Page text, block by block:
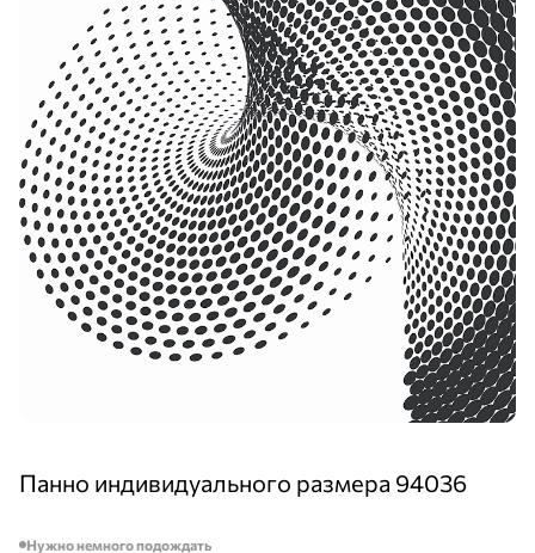
Панно индивидуального размера 94036
Нужно немного подождать